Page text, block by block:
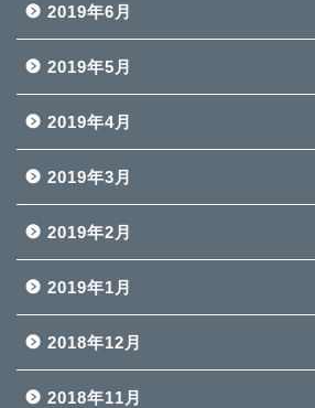
2019年6月
2019年5月
2019年4月
2019年3月
2019年2月
2019年1月
2018年12月
2018年11月